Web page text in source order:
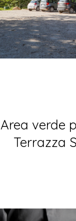
Area verde
Terrazza